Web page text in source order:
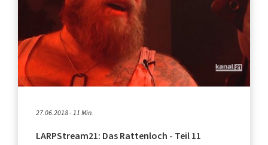
27.06.2018 - 11 Min.
LARPStream21: Das Rattenloch - Teil 11